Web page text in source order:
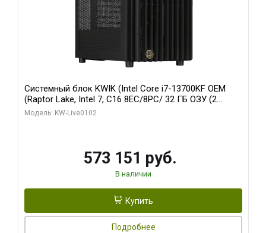
Системный блок KWIK (Intel Core i7-13700KF OEM
(Raptor Lake, Intel 7, C16 8EC/8PC/ 32 ГБ ОЗУ (2
модуля)/ Afox RTX4090 24GB GDDR6X 384-Bit 3xDP
Модель: KW-Live0102
573 151 руб.
В наличии
Купить
Подробнее